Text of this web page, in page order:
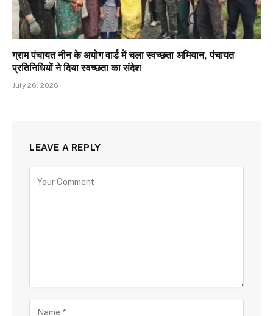
ग्राम पंचायत नीन के अयोग वार्ड में चला स्वच्छता अभियान, पंचायत
प्रतिनिधियों ने दिया स्वच्छता का संदेश
July 26, 2026
LEAVE A REPLY